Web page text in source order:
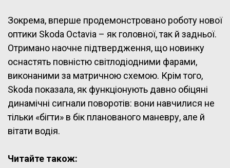
Зокрема, вперше продемонстровано роботу нової
оптики Skoda Octavia – як головної, так й задньої.
Отримано наочне підтвердження, що новинку
оснастять повністю світлодіодними фарами,
виконаними за матричною схемою. Крім того,
Skoda показала, як функціонують давно обіцяні
динамічні сигнали поворотів: вони навчилися не
тільки «бігти» в бік планованого маневру, але й
вітати водія.
Читайте також: